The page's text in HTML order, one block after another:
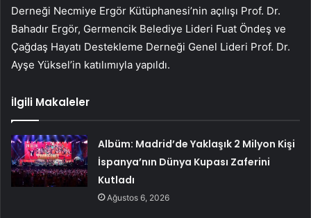
Derneği Necmiye Ergör Kütüphanesi’nin açılışı Prof. Dr.
Bahadır Ergör, Germencik Belediye Lideri Fuat Öndeş ve
Çağdaş Hayatı Destekleme Derneği Genel Lideri Prof. Dr.
Ayşe Yüksel’in katılımıyla yapıldı.
İlgili Makaleler
Albüm: Madrid’de Yaklaşık 2 Milyon Kişi
İspanya’nın Dünya Kupası Zaferini
Kutladı
Ağustos 6, 2026